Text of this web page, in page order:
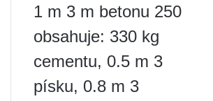
1 m 3 m betonu 250
obsahuje: 330 kg
cementu, 0.5 m 3
písku, 0.8 m 3